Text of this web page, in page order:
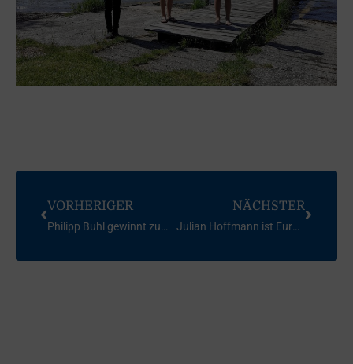
VORHERIGER
Philipp Buhl gewinnt zum sechsten Male die Kieler Woche im Laser
NÄCHSTER
Julian Hoffmann ist Europameister (U21)